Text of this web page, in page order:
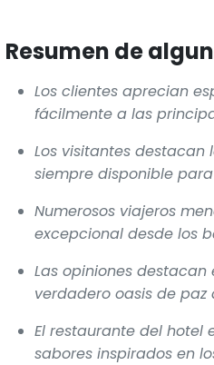
Resumen de
Los clientes aprecian
fácilmente a las
Los visitantes
siempre disponible
Numerosos viajeros
excepcional desde los
Las opiniones
verdadero oasis de
El restaurante del hotel
sabores inspirados en